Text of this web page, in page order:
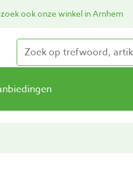
ook onze winkel in Arnhem